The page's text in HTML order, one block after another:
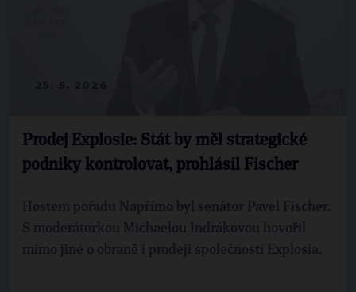
Prodej Explosie: Stát by měl strategické
podniky kontrolovat, prohlásil Fischer
Hostem pořadu Napřímo byl senátor Pavel Fischer.
S moderátorkou Michaelou Indrákovou hovořil
mimo jiné o obraně i prodeji společnosti Explosia.